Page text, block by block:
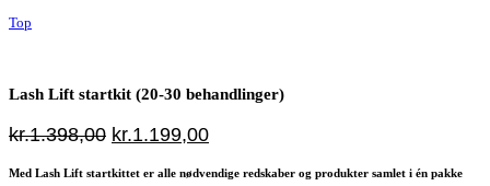
Top
Lash Lift startkit (20-30 behandlinger)
kr.1.398,00 Den
pris
kr.1.199,00Den
pris
Med Lash Lift startkittet er alle nødvendige redskaber og produkter samlet i én pakke